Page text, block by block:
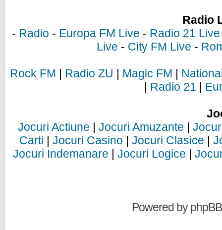
Radio
- Radio - Europa FM Live - Radio 21 Live
Live - City FM Live -
Rock FM | Radio ZU | Magic FM |
| Radio 21 |
Jocuri Actiune | Jocuri Amuzante |
Carti | Jocuri Casino | Jocuri Clasice |
Jocuri Indemanare | Jocuri Logice |
Powered byphpBB